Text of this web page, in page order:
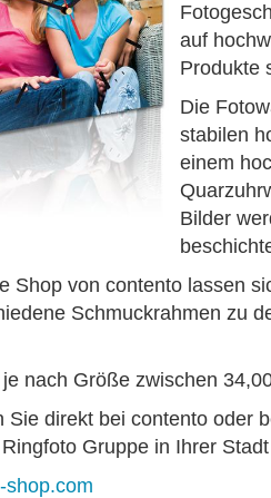
auf
Produkte
Die
stabilen
einem
Bilder
Shop von contento lassen
Schmuckrahmen zu
nach Größe zwischen
Sie direkt bei contento oder
Gruppe in Ihrer
shop.com